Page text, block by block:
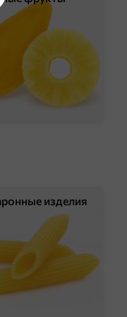
изделия